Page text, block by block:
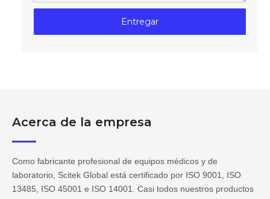
Entregar
Acerca de la empresa
Como fabricante profesional de equipos médicos y de
laboratorio, Scitek Global está certificado por ISO 9001, ISO
13485, ISO 45001 e ISO 14001. Casi todos nuestros productos